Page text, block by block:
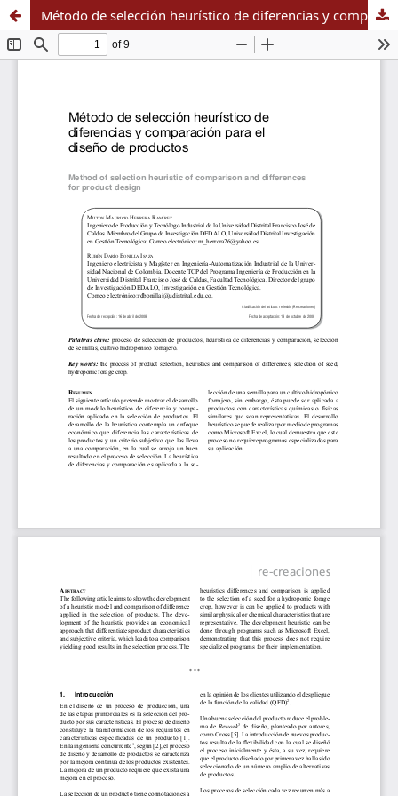
Método de selección heurístico de diferencias y comparación para el diseño de productos